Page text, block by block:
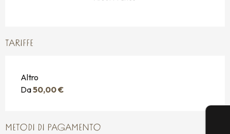
TARIFFE
Altro
Da50,00 €
METODI DI PAGAMENTO